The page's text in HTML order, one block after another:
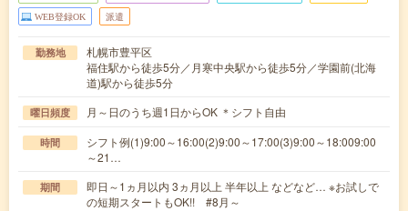
WEB登録OK 派遣
勤務地
札幌市豊平区
福住駅から徒歩5分／月寒中央駅から徒歩5分／学園前(北海
道)駅から徒歩5分
曜日頻度 月～日のうち週1日からOK ＊シフト自由
時間
シフト例(1)9:00～16:00(2)9:00～17:00(3)9:00～18:009:00
～21…
期間
即日～1ヵ月以内 3ヵ月以上 半年以上 などなど… ※お試しで
の短期スタートもOK!! #8月～